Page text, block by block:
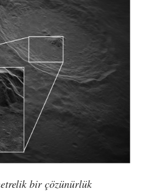
bir çözünürlük